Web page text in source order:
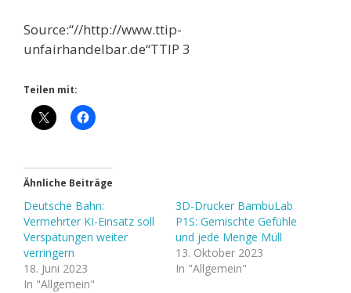
Source:“//http://www.ttip-
unfairhandelbar.de“TTIP 3
Teilen mit:
Ähnliche Beiträge
Deutsche Bahn:
Vermehrter KI-Einsatz soll
Verspätungen weiter
verringern
18. Juni 2023
In "Allgemein"
3D-Drucker BambuLab
P1S: Gemischte Gefühle
und jede Menge Müll
13. Oktober 2023
In "Allgemein"